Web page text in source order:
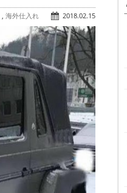
2018.02.15
海外仕入れ